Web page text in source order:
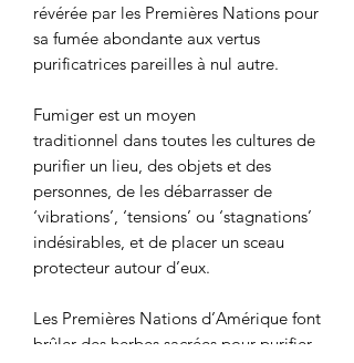
révérée par les Premières Nations pour
sa fumée abondante aux vertus
purificatrices pareilles à nul autre.
Fumiger est un moyen
traditionnel dans toutes les cultures de
purifier un lieu, des objets et des
personnes, de les débarrasser de
‘vibrations’, ‘tensions’ ou ‘stagnations’
indésirables, et de placer un sceau
protecteur autour d’eux.
Les Premières Nations d’Amérique font
brûler des herbes sacrées pour purifier